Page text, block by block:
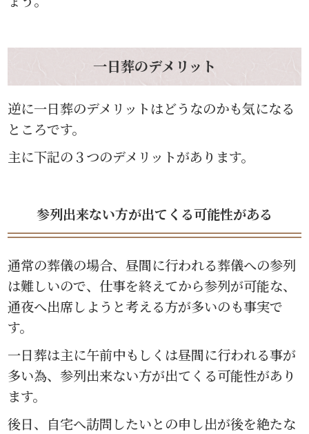
一日葬のデメリット
逆に一日葬のデメリットはどうなのかも気になる
ところです。
主に下記の３つのデメリットがあります。
参列出来ない方が出てくる可能性がある
通常の葬儀の場合、昼間に行われる葬儀への参列
は難しいので、仕事を終えてから参列が可能な、
通夜へ出席しようと考える方が多いのも事実で
す。
一日葬は主に午前中もしくは昼間に行われる事が
多い為、参列出来ない方が出てくる可能性があり
ます。
後日、自宅へ訪問したいとの申し出が後を絶たな